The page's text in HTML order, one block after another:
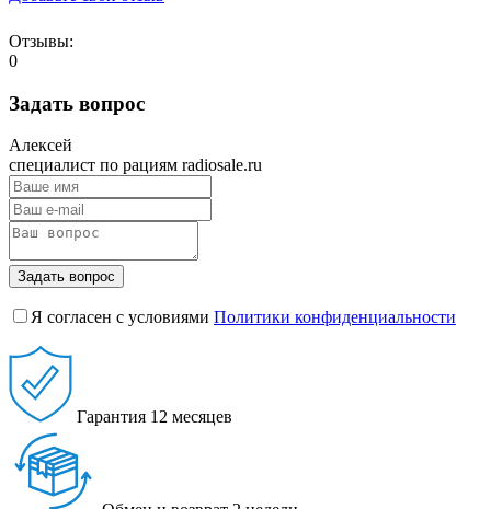
Отзывы:
0
Задать вопрос
Алексей
специалист по рациям radiosale.ru
Задать вопрос
Я согласен с условиями Политики конфиденциальности
Гарантия 12 месяцев